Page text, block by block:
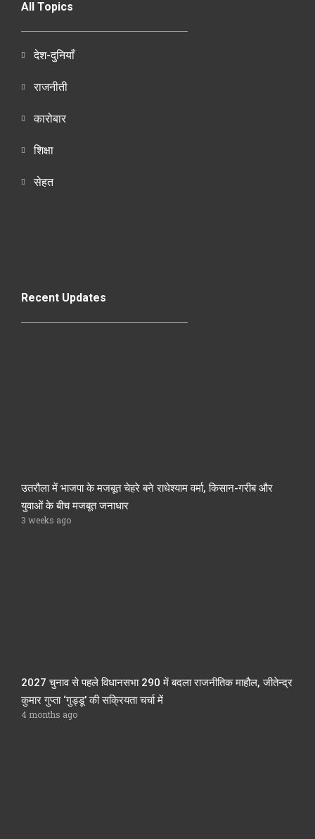
All Topics
देश-दुनियाँ
राजनीती
कारोबार
शिक्षा
सेहत
Recent Updates
उतरौला में भाजपा के मजबूत चेहरे बने राधेश्याम वर्मा, किसान-गरीब और
युवाओं के बीच मजबूत जनाधार
3 weeks ago
2027 चुनाव से पहले विधानसभा 290 में बदला राजनीतिक माहौल, जीतेन्द्र
कुमार गुप्ता ‘गुड्डू’ की सक्रियता चर्चा में
4 months ago